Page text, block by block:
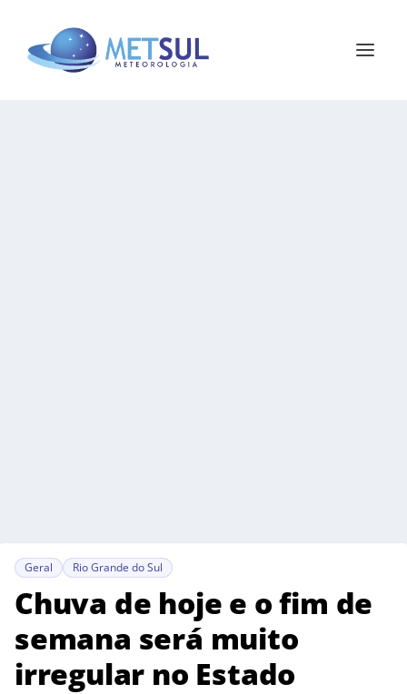
Geral Rio Grande do Sul
Chuva de hoje e o fim de
semana será muito
irregular no Estado